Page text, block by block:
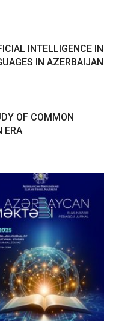
INTELLIGENCE IN
IN AZERBAIJAN
OF COMMON
ERA